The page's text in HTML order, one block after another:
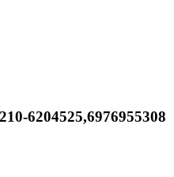
6204525,6976955308